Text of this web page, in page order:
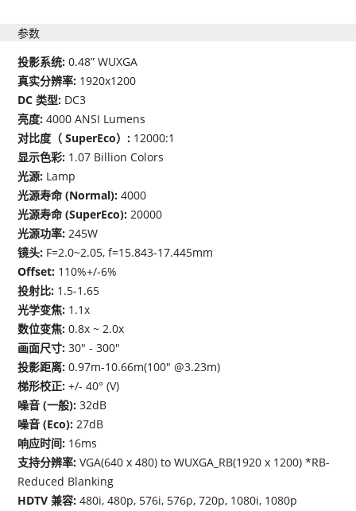
参数
投影系统:0.48” WUXGA
真实分辨率: 1920x1200
DC 类型: DC3
亮度:4000 ANSI Lumens
对比度（ SuperEco）: 12000:1
显示色彩: 1.07 Billion Colors
光源: Lamp
光源寿命 (Normal):4000
光源寿命 (SuperEco):20000
光源功率:245W
镜头: F=2.0~2.05, f=15.843-17.445mm
Offset: 110%+/-6%
投射比: 1.5-1.65
光学变焦: 1.1x
数位变焦:0.8x ~ 2.0x
画面尺寸:30" - 300"
投影距离:0.97m-10.66m(100" @3.23m)
梯形校正:+/- 40° (V)
噪音 (一般):32dB
噪音 (Eco):27dB
响应时间: 16ms
支持分辨率:VGA(640 x 480) to WUXGA_RB(1920 x 1200) *RB-
Reduced Blanking
HDTV 兼容:480i, 480p, 576i, 576p, 720p, 1080i, 1080p